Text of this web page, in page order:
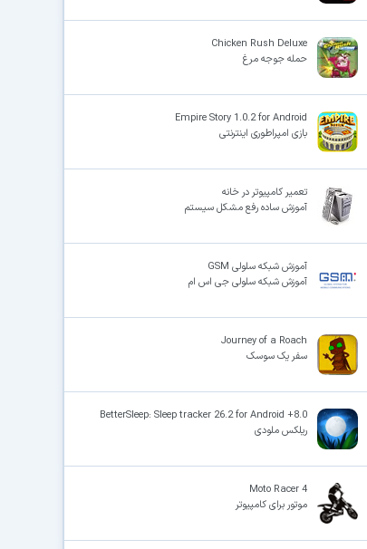
Chicken Rush Deluxe
حمله جوجه مرغ
Empire Story 1.0.2 for Android
بازی امپراطوری اینترنتی
تعمیر کامپیوتر در خانه
آموزش ساده رفع مشکل سیستم
آموزش شبکه سلولی GSM
آموزش شبکه سلولی جی اس ام
Journey of a Roach
سفر یک سوسک
BetterSleep: Sleep tracker 26.2 for Android +8.0
ریلکس ملودی
Moto Racer 4
موتور برای کامپیوتر